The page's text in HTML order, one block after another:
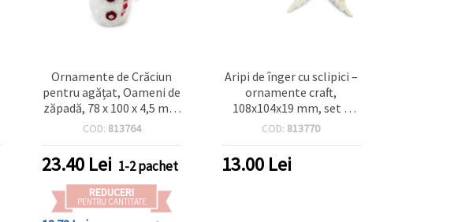
Ornamente de Crăciun
pentru agățat, Oameni de
zăpadă, 78 x 100 x 4,5 mm
– set 3 bucăți
COD: 813764
23.40 Lei 1-2 pachet
REDUCERI
PENTRU CANTITATE
Aripi de înger cu sclipici –
ornamente craft,
108x104x19 mm, set 4
bucăți
COD: 813770
13.00Lei